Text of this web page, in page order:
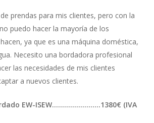
prendas para mis clientes, pero con la
puedo hacer la mayoría de los
ya que es una máquina doméstica,
Necesito una bordadora profesional
las necesidades de mis clientes
a nuevos clientes.
EW-ISEW……………………1380€ (IVA